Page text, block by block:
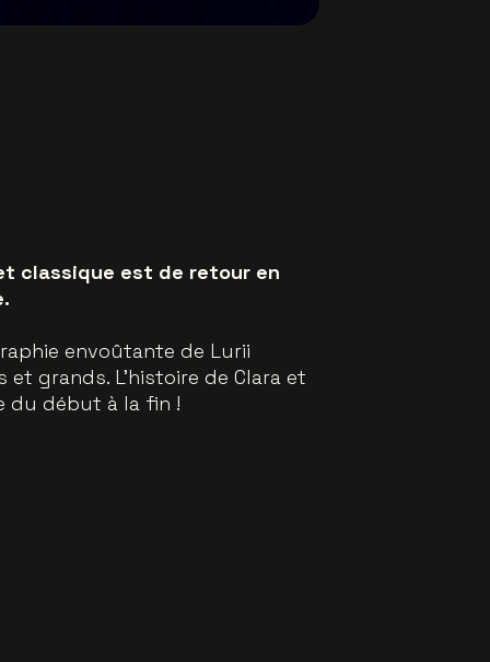
classique est de retour en
envoûtante de Lurii
grands. L'histoire de Clara et
du début à la fin !